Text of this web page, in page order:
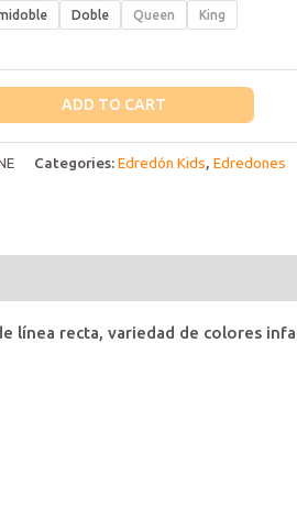
Doble Queen King
ADD TO CART
Categories:Edredón Kids,Edredones
línea recta, variedad de colores